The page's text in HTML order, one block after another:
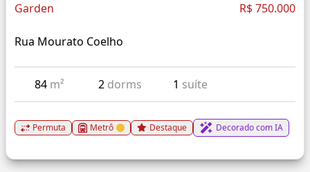
Garden R$ 750.000
Rua Mourato Coelho
84 m² 2 dorms 1 suíte
Permuta Metrô Destaque Decorado com IA